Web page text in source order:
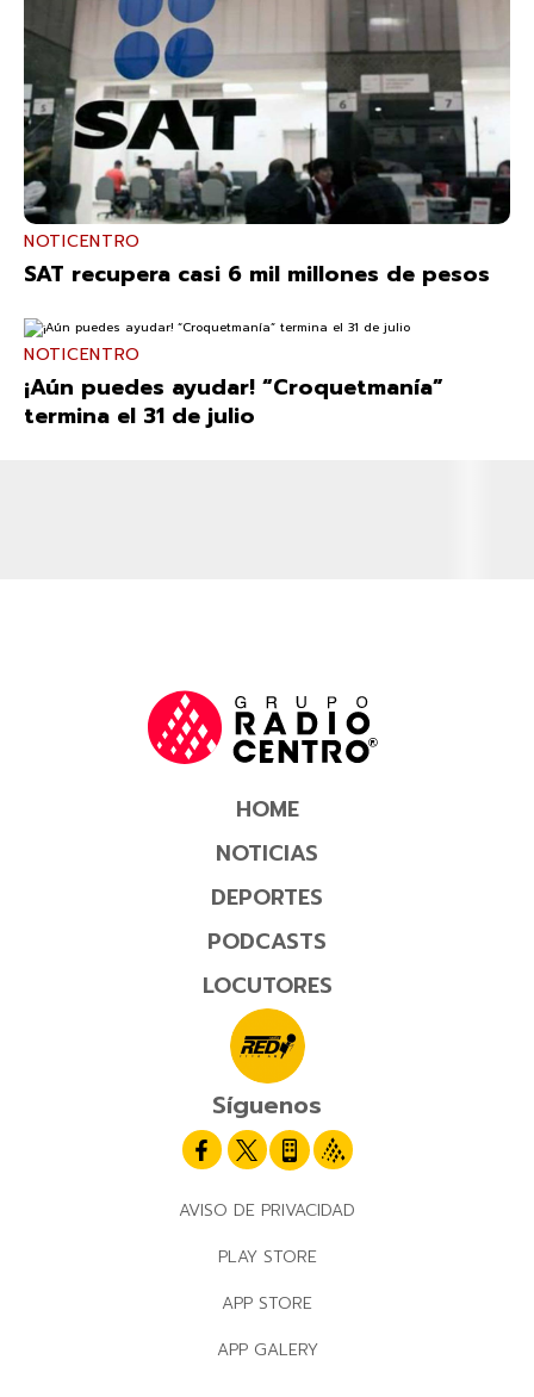
NOTICENTRO
SAT recupera casi 6 mil millones de pesos
NOTICENTRO
¡Aún puedes ayudar! “Croquetmanía”
termina el 31 de julio
HOME
NOTICIAS
DEPORTES
PODCASTS
LOCUTORES
Síguenos
AVISO DE PRIVACIDAD
PLAY STORE
APP STORE
APP GALERY